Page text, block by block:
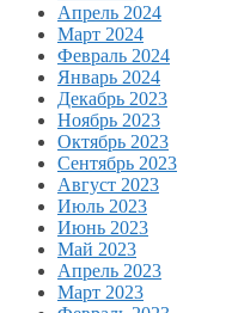
Апрель 2024
Март 2024
Февраль 2024
Январь 2024
Декабрь 2023
Ноябрь 2023
Октябрь 2023
Сентябрь 2023
Август 2023
Июль 2023
Июнь 2023
Май 2023
Апрель 2023
Март 2023